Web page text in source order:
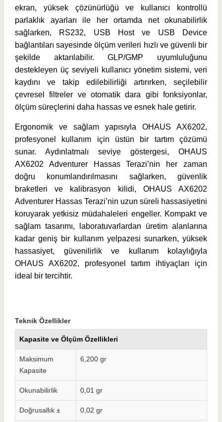
ekran, yüksek çözünürlüğü ve kullanıcı kontrollü
parlaklık ayarları ile her ortamda net okunabilirlik
sağlarken, RS232, USB Host ve USB Device
bağlantıları sayesinde ölçüm verileri hızlı ve güvenli bir
şekilde aktarılabilir. GLP/GMP uyumluluğunu
destekleyen üç seviyeli kullanıcı yönetim sistemi, veri
kaydını ve takip edilebilirliği artırırken, seçilebilir
çevresel filtreler ve otomatik dara gibi fonksiyonlar,
ölçüm süreçlerini daha hassas ve esnek hale getirir.
Ergonomik ve sağlam yapısıyla OHAUS AX6202,
profesyonel kullanım için üstün bir tartım çözümü
sunar. Aydınlatmalı seviye göstergesi, OHAUS
AX6202 Adventurer Hassas Terazi’nin her zaman
doğru konumlandırılmasını sağlarken, güvenlik
braketleri ve kalibrasyon kilidi, OHAUS AX6202
Adventurer Hassas Terazi’nin uzun süreli hassasiyetini
koruyarak yetkisiz müdahaleleri engeller. Kompakt ve
sağlam tasarımı, laboratuvarlardan üretim alanlarına
kadar geniş bir kullanım yelpazesi sunarken, yüksek
hassasiyet, güvenilirlik ve kullanım kolaylığıyla
OHAUS AX6202, profesyonel tartım ihtiyaçları için
ideal bir tercihtir.
Teknik Özellikler
Kapasite ve Ölçüm Özellikleri
Maksimum
Kapasite
6,200 gr
Okunabilirlik 0,01 gr
Doğrusallık ± 0,02 gr